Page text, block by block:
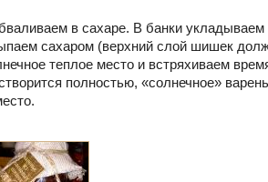
в сахаре. В банки
сахаром (верхний слой шишек
теплое место и встряхиваем
полностью, «солнечное»